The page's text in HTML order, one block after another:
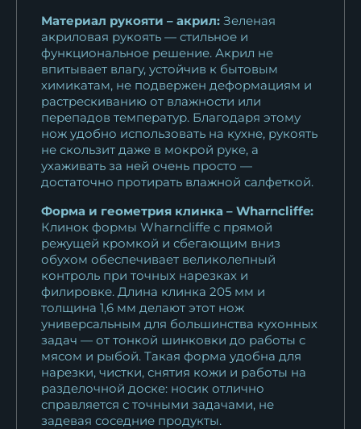
Кухонный нож Шеф № 15
сталь 95Х18...
11 253₽
Кухонный нож Шеф № 15
сталь 95Х18...
11 253 ₽
Кухонный нож Шеф № 15
сталь К340...
18 073₽
Материал рукояти – акрил: Зеленая
акриловая рукоять — стильное и
функциональное решение. Акрил не
впитывает влагу, устойчив к бытовым
химикатам, не подвержен деформациям и
растрескиванию от влажности или
перепадов температур. Благодаря этому
нож удобно использовать на кухне, рукоять
не скользит даже в мокрой руке, а
ухаживать за ней очень просто —
достаточно протирать влажной салфеткой.
Форма и геометрия клинка – Wharncliffe:
Клинок формы Wharncliffe с прямой
режущей кромкой и сбегающим вниз
обухом обеспечивает великолепный
контроль при точных нарезках и
филировке. Длина клинка 205 мм и
толщина 1,6 мм делают этот нож
универсальным для большинства кухонных
задач — от тонкой шинковки до работы с
мясом и рыбой. Такая форма удобна для
нарезки, чистки, снятия кожи и работы на
разделочной доске: носик отлично
справляется с точными задачами, не
задевая соседние продукты.